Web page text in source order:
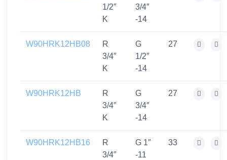
1/2″
K
3/4″
-14
W90HRK12HB08
R
3/4″
K
G
1/2″
-14
27
W90HRK12HB
R
3/4″
K
G
3/4″
-14
27
W90HRK12HB16
R
3/4″
G 1″
-11
33